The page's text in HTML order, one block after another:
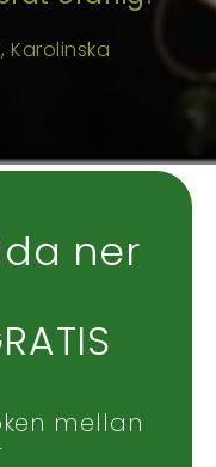
Karolinska
ner
mellan